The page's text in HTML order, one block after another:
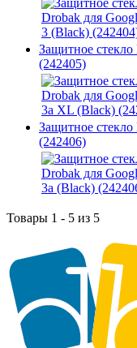
Защитное
(242405)
Защитное
(242406)
Товары 1 - 5 из 5